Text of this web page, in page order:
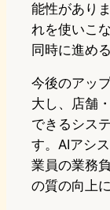
能性があり
れを使いこ
同時に進め
今後のアッ
大し、店舗
できるシス
す。AIアシ
業員の業務
の質の向上